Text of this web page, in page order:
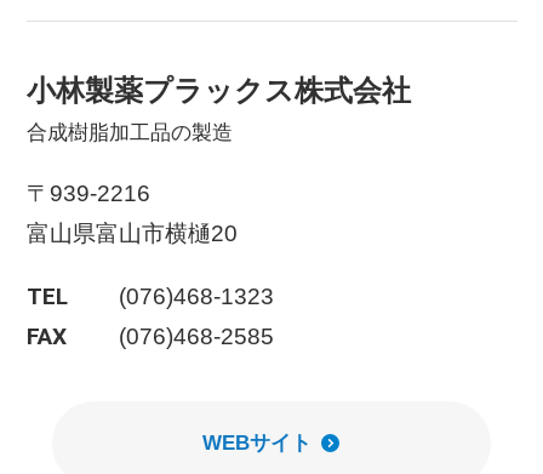
小林製薬プラックス株式会社
合成樹脂加工品の製造
〒939-2216
富山県富山市横樋20
TEL (076)468-1323
FAX (076)468-2585
WEBサイト